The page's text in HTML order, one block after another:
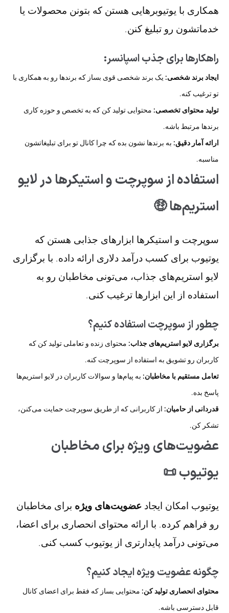
همکاری با یوتیوبرهایی هستن که بتونن محصولات یا
خدماتشون رو تبلیغ کنن.
راهکارها برای جذب اسپانسر:
ایجاد برند شخصی: یک برند شخصی قوی بساز که برندها رو به همکاری با
تو ترغیب کنه.
تولید محتوای تخصصی: محتوایی تولید کن که به تخصص و حوزه کاری
برندها مرتبط باشه.
ارائه آمار دقیق: به برندها نشون بده که چرا کانال تو برای تبلیغاتشون
مناسبه.
استفاده از سوپرچت و استیکرها در لایو
استریم‌ها 🤑
سوپرچت و استیکرها ابزارهای جذابی هستن که
یوتیوب برای کسب درآمد دلاری ارائه داده. با برگزاری
لایو استریم‌های جذاب، می‌تونی مخاطبان رو به
استفاده از این ابزارها ترغیب کنی.
چطور از سوپرچت استفاده کنیم؟
برگزاری لایو استریم‌های جذاب: محتوای زنده و تعاملی تولید کن که
کاربران رو تشویق به استفاده از سوپرچت کنه.
تعامل مستقیم با مخاطبان: به پیام‌ها و سوالات کاربران در لایو استریم‌ها
پاسخ بده.
قدردانی از حامیان: از کاربرانی که از طریق سوپرچت حمایت می‌کنن،
تشکر کن.
عضویت‌های ویژه برای مخاطبان
یوتیوب 📜
یوتیوب امکان ایجاد عضویت‌های ویژه برای مخاطبان
رو فراهم کرده. با ارائه محتوای انحصاری برای اعضا،
می‌تونی درآمد پایدارتری از یوتیوب کسب کنی.
چگونه عضویت ویژه ایجاد کنیم؟
محتوای انحصاری تولید کن: محتوایی بساز که فقط برای اعضای کانال
قابل دسترسی باشه.